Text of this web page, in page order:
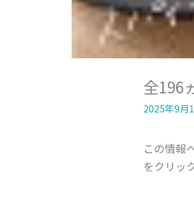
全196
2025年9月
この情報
をクリッ